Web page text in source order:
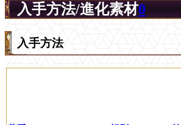
入手方法/進化素材0
入手方法